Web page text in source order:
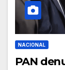
NACIONAL
PAN